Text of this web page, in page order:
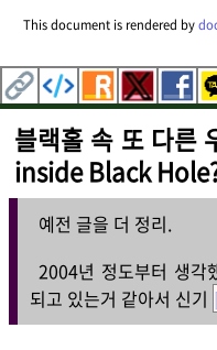
This document is rendered by
블랙홀 속 또 다
inside Black
예전 글을 더 정리.
2004년 정도부터 생각
되고 있는거 같아서 신기